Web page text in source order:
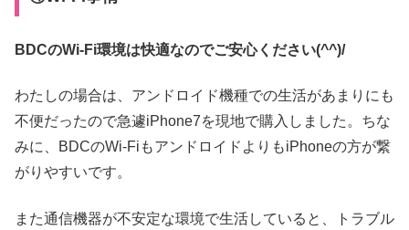
BDCのWi-Fi環境は快適なのでご安心ください(^^)/
わたしの場合は、アンドロイド機種での生活があまりにも
不便だったので急遽iPhone7を現地で購入しました。ちな
みに、BDCのWi-FiもアンドロイドよりもiPhoneの方が繋
がりやすいです。
また通信機器が不安定な環境で生活していると、トラブル